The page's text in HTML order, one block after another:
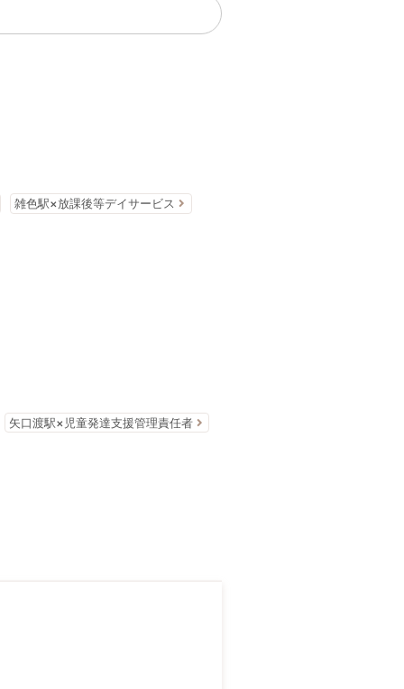
雑色駅×放課後等デイサービス
矢口渡駅×児童発達支援管理責任者